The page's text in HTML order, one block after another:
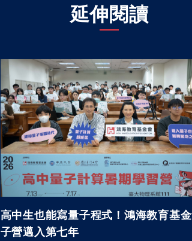
延伸閱讀
高中生也能寫量子程式！鴻海教育基
子營邁入第七年